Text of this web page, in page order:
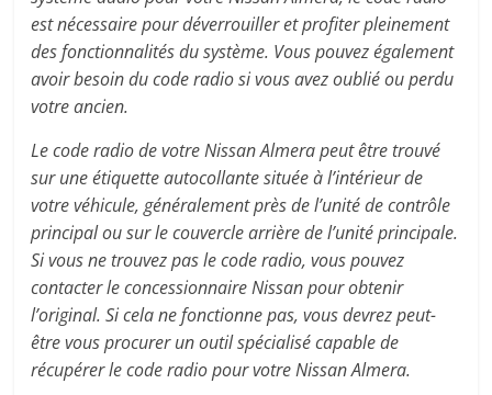
est nécessaire pour déverrouiller et profiter pleinement
des fonctionnalités du système. Vous pouvez également
avoir besoin du code radio si vous avez oublié ou perdu
votre ancien.
Le code radio de votre Nissan Almera peut être trouvé
sur une étiquette autocollante située à l’intérieur de
votre véhicule, généralement près de l’unité de contrôle
principal ou sur le couvercle arrière de l’unité principale.
Si vous ne trouvez pas le code radio, vous pouvez
contacter le concessionnaire Nissan pour obtenir
l’original. Si cela ne fonctionne pas, vous devrez peut-
être vous procurer un outil spécialisé capable de
récupérer le code radio pour votre Nissan Almera.